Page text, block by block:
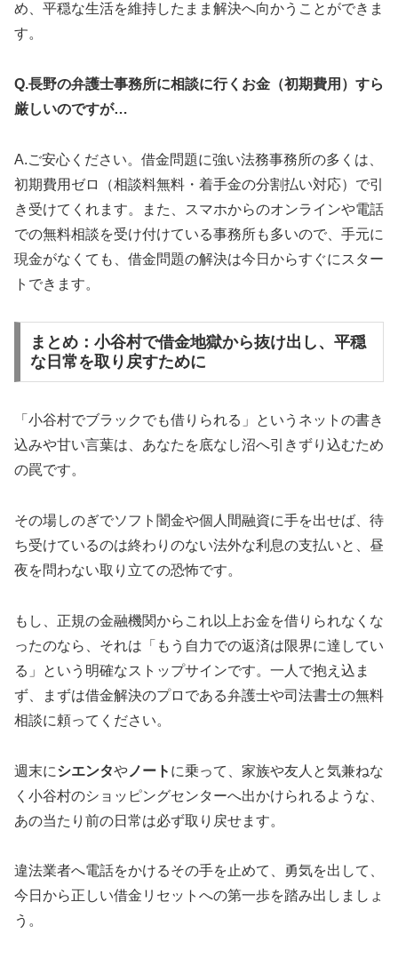
め、平穏な生活を維持したまま解決へ向かうことができま
す。
Q.長野の弁護士事務所に相談に行くお金（初期費用）すら
厳しいのですが…
A.ご安心ください。借金問題に強い法務事務所の多くは、
初期費用ゼロ（相談料無料・着手金の分割払い対応）で引
き受けてくれます。また、スマホからのオンラインや電話
での無料相談を受け付けている事務所も多いので、手元に
現金がなくても、借金問題の解決は今日からすぐにスター
トできます。
まとめ：小谷村で借金地獄から抜け出し、平穏
な日常を取り戻すために
「小谷村でブラックでも借りられる」というネットの書き
込みや甘い言葉は、あなたを底なし沼へ引きずり込むため
の罠です。
その場しのぎでソフト闇金や個人間融資に手を出せば、待
ち受けているのは終わりのない法外な利息の支払いと、昼
夜を問わない取り立ての恐怖です。
もし、正規の金融機関からこれ以上お金を借りられなくな
ったのなら、それは「もう自力での返済は限界に達してい
る」という明確なストップサインです。一人で抱え込ま
ず、まずは借金解決のプロである弁護士や司法書士の無料
相談に頼ってください。
週末にシエンタや ノート に乗って、家族や友人と気兼ねな
く小谷村のショッピングセンターへ出かけられるような、
あの当たり前の日常は必ず取り戻せます。
違法業者へ電話をかけるその手を止めて、勇気を出して、
今日から正しい借金リセットへの第一歩を踏み出しましょ
う。